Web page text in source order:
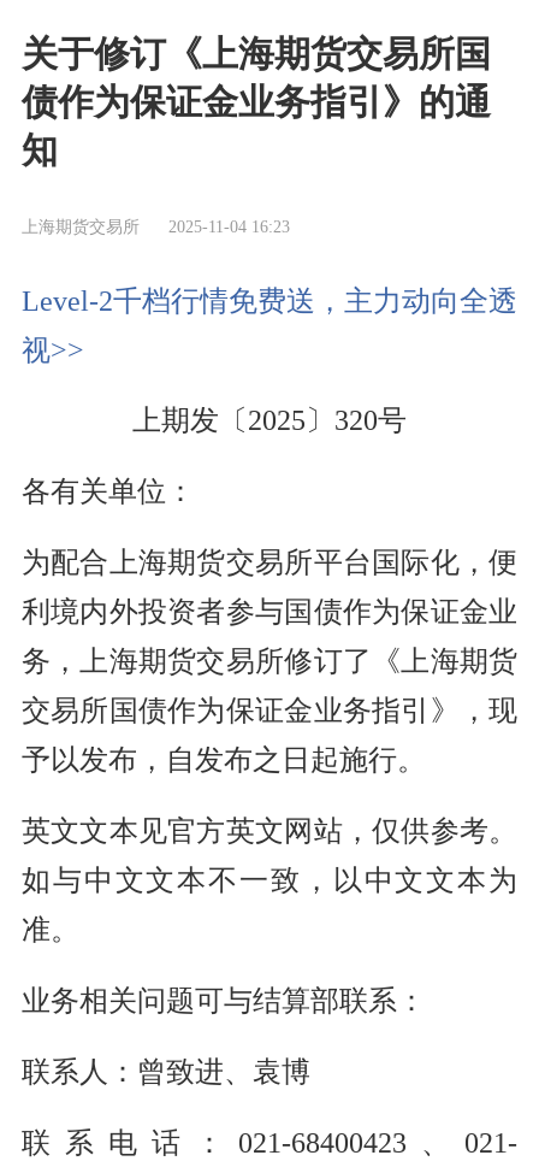
关于修订《上海期货交易所国
债作为保证金业务指引》的通
知
上海期货交易所 2025-11-04 16:23
Level-2千档行情免费送，主力动向全透
视>>
上期发〔2025〕320号
各有关单位：
为配合上海期货交易所平台国际化，便
利境内外投资者参与国债作为保证金业
务，上海期货交易所修订了《上海期货
交易所国债作为保证金业务指引》，现
予以发布，自发布之日起施行。
英文文本见官方英文网站，仅供参考。
如与中文文本不一致，以中文文本为
准。
业务相关问题可与结算部联系：
联系人：曾致进、袁博
联系电话：021-68400423、021-